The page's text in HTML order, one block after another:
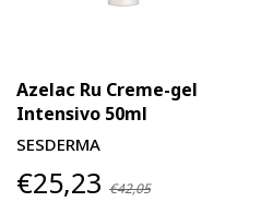
Azelac Ru Creme-gel
Intensivo 50ml
SESDERMA
€25,23 €42,05